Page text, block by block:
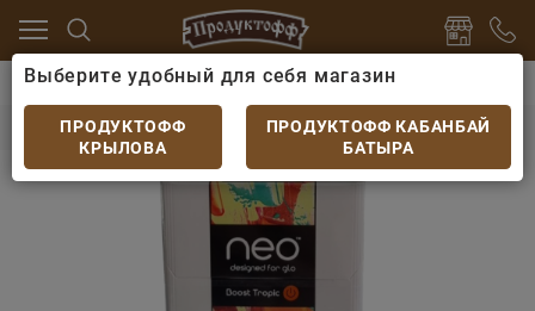
Каталог Табачные изделия
neo Boost Tropic
Выберите удобный для себя магазин
ПРОДУКТОФФ
КРЫЛОВА
ПРОДУКТОФФ КАБАНБАЙ
БАТЫРА